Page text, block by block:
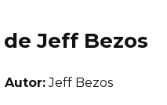
Jeff Bezos
Autor:Jeff Bezos